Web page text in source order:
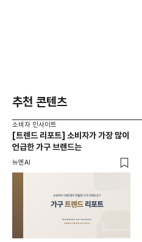
추천 콘텐츠
소비자 인사이트
[트렌드 리포트] 소비자가 가장 많이
언급한 가구 브랜드는
뉴엔AI